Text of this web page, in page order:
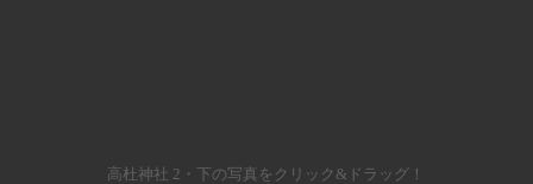
高杜神社 2・下の写真をクリック&ドラッグ！